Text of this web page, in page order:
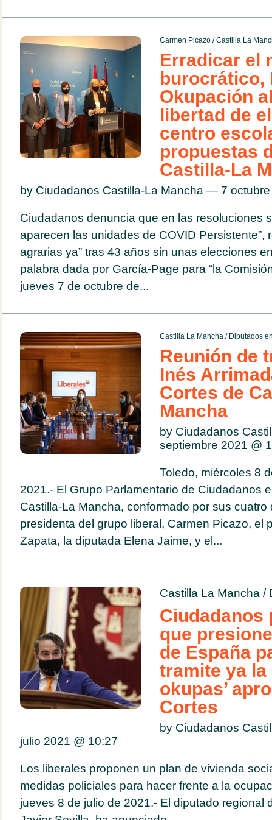
Carmen Picazo/Castilla La
Erradicar el
burocrático,
Okupación
libertad de
centro
propuestas
Castilla-La
by Ciudadanos Castilla-La Mancha — 7
Ciudadanos denuncia que en las resoluciones
aparecen las unidades de COVID Persistente”,
agrarias ya” tras 43 años sin unas elecciones
palabra dada por García-Page para “la
jueves 7 de octubre de...
Castilla La Mancha/ Diputados
Reunión de
Inés
Cortes de
Mancha
by Ciudadanos
septiembre 2021 @
Toledo, miércoles 8
2021.- El Grupo Parlamentario de Ciudadanos
Castilla-La Mancha, conformado por sus cuatro
presidenta del grupo liberal, Carmen Picazo, el
Zapata, la diputada Elena Jaime, y el...
Castilla La Mancha /
Ciudadanos
que
de España
tramite ya la
okupas’
Cortes
by Ciudadanos
julio 2021 @ 10:27
Los liberales proponen un plan de vivienda
medidas policiales para hacer frente a la
jueves 8 de julio de 2021.- El diputado regional